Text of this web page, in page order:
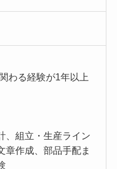
わる経験が1年以上
、組立・生産ライン
章作成、部品手配ま